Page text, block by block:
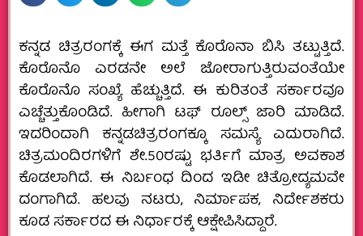
ಕನ್ನಡ‌ ಚಿತ್ರರಂಗಕ್ಕೆ ಈಗ ಮತ್ತೆ ಕೊರೊನಾ ಬಿಸಿ ತಟ್ಟುತ್ತಿದೆ.
ಕೊರೊನೊ ಎರಡನೇ ಅಲೆ ಜೋರಾಗುತ್ತಿರುವಂತೆಯೇ
ಕೊರೊನೊ ಸಂಖ್ಯೆ ಹೆಚ್ಚುತ್ತಿದೆ. ಈ ಕುರಿತಂತೆ ಸರ್ಕಾರವೂ
ಎಚ್ಚೆತ್ತುಕೊಂಡಿದೆ. ಹೀಗಾಗಿ ಟಫ್ ರೂಲ್ಸ್ ಜಾರಿ ಮಾಡಿದೆ.
ಇದರಿಂದಾಗಿ ಕನ್ನಡ‌ಚಿತ್ರರಂಗಕ್ಕೂ ಸಮಸ್ಯೆ ಎದುರಾಗಿದೆ.
ಚಿತ್ರಮಂದಿರಗಳಿಗೆ ಶೇ.50ರಷ್ಟು ಭರ್ತಿಗೆ ಮಾತ್ರ ಅವಕಾಶ
ಕೊಡಲಾಗಿದೆ. ಈ ನಿರ್ಬಂಧ ದಿಂದ ಇಡೀ ಚಿತ್ರೋದ್ಯಮವೇ
ದಂಗಾಗಿದೆ. ಹಲವು ನಟರು, ನಿರ್ಮಾಪಕ, ನಿರ್ದೇಶಕರು
ಕೂಡ ಸರ್ಕಾರದ ಈ‌ ನಿರ್ಧಾರಕ್ಕೆ ಆಕ್ಷೇಪಿಸಿದ್ದಾರೆ.